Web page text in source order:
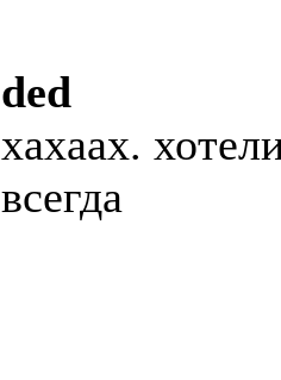
ded
хахаах.
всегда